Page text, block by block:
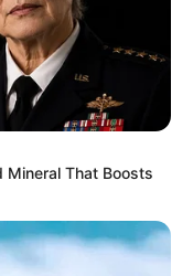
Mineral That Boosts